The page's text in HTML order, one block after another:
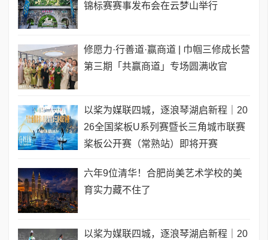
锦标赛赛事发布会在云梦山举行
修愿力·行善道·赢商道 | 巾帼三修成长营
第三期「共赢商道」专场圆满收官
以桨为媒联四城，逐浪琴湖启新程｜20
26全国桨板U系列赛暨长三角城市联赛
桨板公开赛（常熟站）即将开赛
六年9位清华！合肥尚美艺术学校的美
育实力藏不住了
以桨为媒联四城，逐浪琴湖启新程｜20